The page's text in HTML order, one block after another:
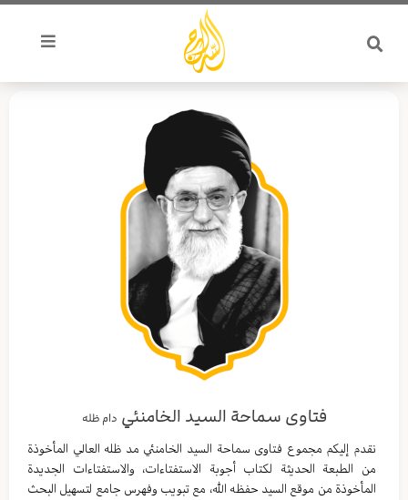
تخطي
المحتوى
فتاوى سماحة السيد الخامنئي دام ظله
نقدم إليكم مجموع فتاوى سماحة السيد الخامنئي مد ظله العالي المأخوذة
من الطبعة الحديثة لكتاب أجوبة الاستفتاءات، والاستفتاءات الجديدة
المأخوذة من موقع السيد حفظه الله، مع تبويب وفهرس جامع لتسهيل البحث